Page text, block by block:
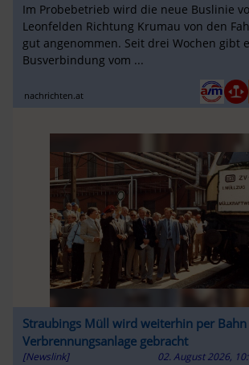
Im Probebetrieb wird die neue Buslinie
Leonfelden Richtung Krumau von den
gut angenommen. Seit drei Wochen gibt
Busverbindung vom ...
nachrichten.at
Straubings Müll wird weiterhin per Bahn
Verbrennungsanlage gebracht
[Newslink] 02. August 2026,